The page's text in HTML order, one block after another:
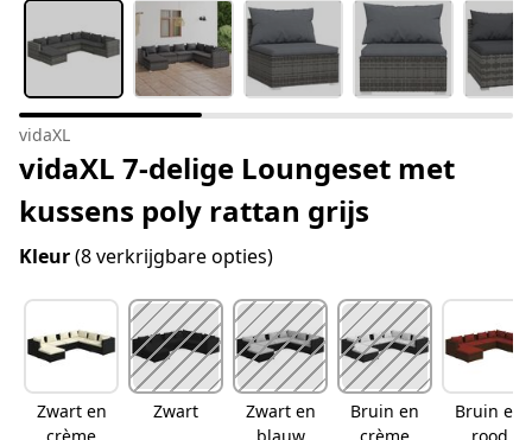
vidaXL
vidaXL 7-delige Loungeset met
kussens poly rattan grijs
Kleur(8 verkrijgbare opties)
Zwart en
Zwart
Zwart en
Bruin en
Bruin en